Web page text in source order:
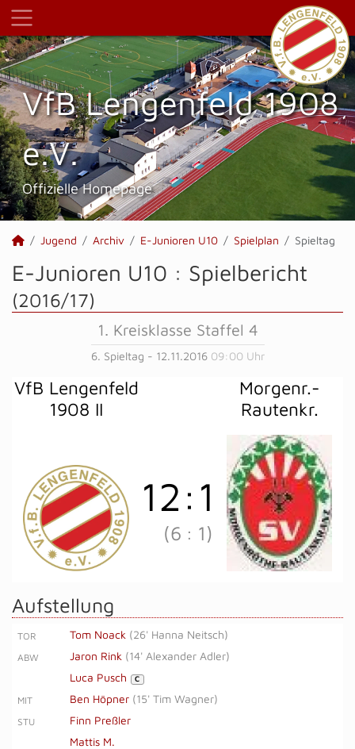
VfB Lengenfeld 1908
e.V.
Offizielle Homepage
Jugend Archiv E-Junioren U10 Spielplan Spieltag
E-Junioren U10 : Spielbericht
(2016/17)
1. Kreisklasse Staffel 4
6. Spieltag - 12.11.2016 09:00 Uhr
VfB Lengenfeld
1908 II
Morgenr.-
Rautenkr.
12: 1
(6 : 1)
Aufstellung
TOR Tom Noack (26' Hanna Neitsch)
ABW Jaron Rink (14' Alexander Adler)
Luca Pusch
C
MIT Ben Höpner (15' Tim Wagner)
STU
Finn Preßler
Mattis M.